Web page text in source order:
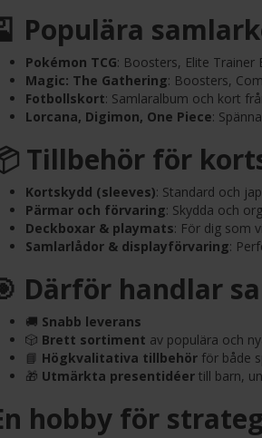
Populära
Pokémon TCG: Boosters, Elite
Magic: The Gathering: Boosters,
Fotbollskort: Samlaralbum och kort
Lorcana, Digimon, One Piece:
Tillbehör för
Kortskydd (sleeves): Standard och
Pärmar och förvaring: Skydda och
Deckboxar & playmats: För dig som
Samlarlådor & displayförvaring:
Därför handlar
🚚 Snabb leverans
🎲 Brett sortiment av populära och
📘 Högkvalitativa tillbehör för både
🎁 Utmärkta presentidéer till barn,
hobby för